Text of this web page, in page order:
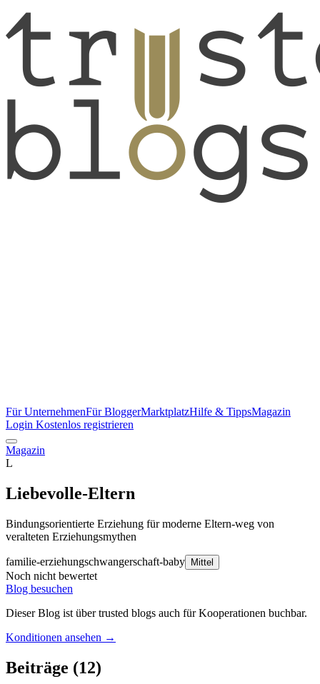
Für UnternehmenFür BloggerMarktplatzHilfe & TippsMagazin
Login Kostenlos registrieren
Magazin
L
Liebevolle-Eltern
Bindungsorientierte Erziehung für moderne Eltern-weg von
veralteten Erziehungsmythen
familie-erziehungschwangerschaft-baby Mittel
Noch nicht bewertet
Blog besuchen
Dieser Blog ist über trusted blogs auch für Kooperationen buchbar.
Konditionen ansehen →
Beiträge (12)